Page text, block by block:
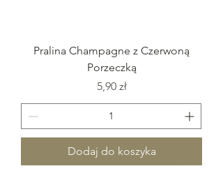
Pralina Champagne z Czerwoną
Porzeczką
Cena
5,90 zł
Dodaj do koszyka